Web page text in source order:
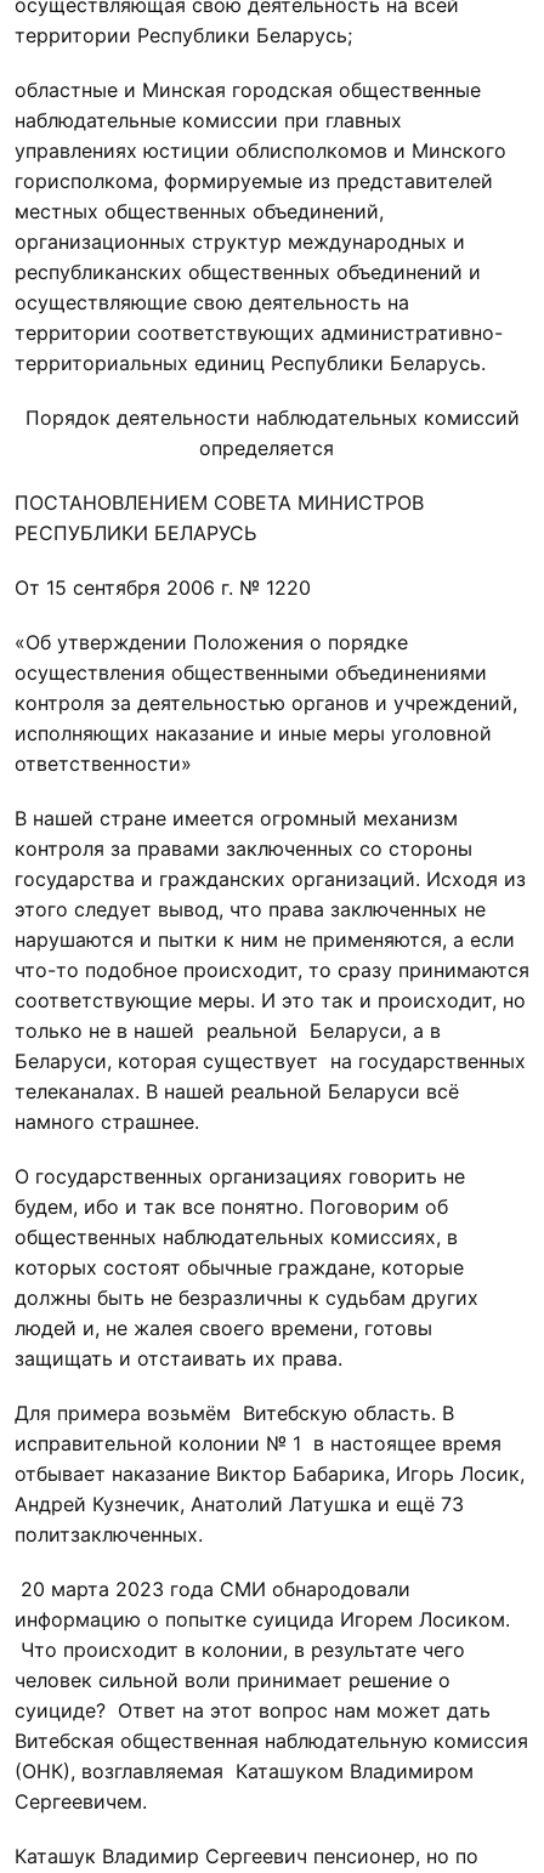
осуществляющая свою деятельность на всей
территории Республики Беларусь;
областные и Минская городская общественные
наблюдательные комиссии при главных
управлениях юстиции облисполкомов и Минского
горисполкома, формируемые из представителей
местных общественных объединений,
организационных структур международных и
республиканских общественных объединений и
осуществляющие свою деятельность на
территории соответствующих административно-
территориальных единиц Республики Беларусь.
Порядок деятельности наблюдательных комиссий
определяется
ПОСТАНОВЛЕНИЕМ СОВЕТА МИНИСТРОВ
РЕСПУБЛИКИ БЕЛАРУСЬ
От 15 сентября 2006 г. № 1220
«Об утверждении Положения о порядке
осуществления общественными объединениями
контроля за деятельностью органов и учреждений,
исполняющих наказание и иные меры уголовной
ответственности»
В нашей стране имеется огромный механизм
контроля за правами заключенных со стороны
государства и гражданских организаций. Исходя из
этого следует вывод, что права заключенных не
нарушаются и пытки к ним не применяются, а если
что-то подобное происходит, то сразу принимаются
соответствующие меры. И это так и происходит, но
только не в нашей реальной Беларуси, а в
Беларуси, которая существует на государственных
телеканалах. В нашей реальной Беларуси всё
намного страшнее.
О государственных организациях говорить не
будем, ибо и так все понятно. Поговорим об
общественных наблюдательных комиссиях, в
которых состоят обычные граждане, которые
должны быть не безразличны к судьбам других
людей и, не жалея своего времени, готовы
защищать и отстаивать их права.
Для примера возьмём Витебскую область. В
исправительной колонии № 1 в настоящее время
отбывает наказание Виктор Бабарика, Игорь Лосик,
Андрей Кузнечик, Анатолий Латушка и ещё 73
политзаключенных.
20 марта 2023 года СМИ обнародовали
информацию о попытке суицида Игорем Лосиком.
Что происходит в колонии, в результате чего
человек сильной воли принимает решение о
суициде? Ответ на этот вопрос нам может дать
Витебская общественная наблюдательную комиссия
(ОНК), возглавляемая Каташуком Владимиром
Сергеевичем.
Каташук Владимир Сергеевич пенсионер, но по